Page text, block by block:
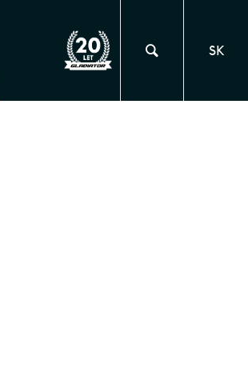
SK